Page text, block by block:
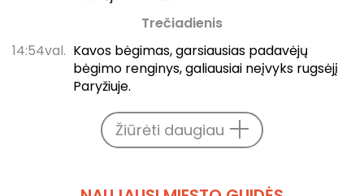
Trečiadienis
14:54val. Kavos bėgimas, garsiausias padavėjų
bėgimo renginys, galiausiai neįvyks rugsėjį
Paryžiuje.
Žiūrėti daugiau